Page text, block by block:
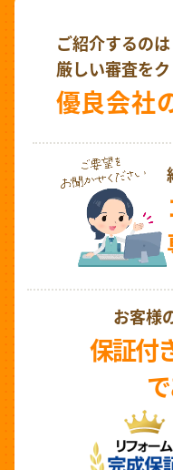
ご紹介するのは
厳しい審査を
優良会社
お客様
保証付